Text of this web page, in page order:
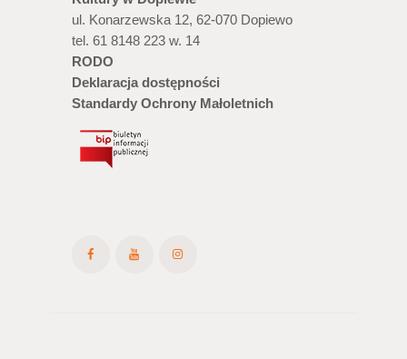
ul. Konarzewska 12, 62-070 Dopiewo
tel. 61 8148 223 w. 14
RODO
Deklaracja dostępności
Standardy Ochrony Małoletnich